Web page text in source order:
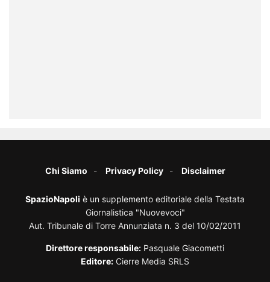
Chi Siamo Privacy Policy Disclaimer
SpazioNapoli è un supplemento editoriale della Testata
Giornalistica "Nuovevoci"
Aut. Tribunale di Torre Annunziata n. 3 del 10/02/2011
Direttore responsabile: Pasquale Giacometti
Editore: Cierre Media SRLS